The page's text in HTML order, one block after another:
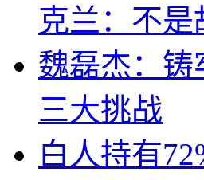
克兰：不是
魏磊杰：
三大挑战
白人持有